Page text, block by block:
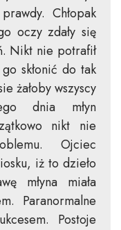
Chłopak
oczy zdały się
Nikt nie potrafił
skłonić do tak
żałoby wszyscy
dnia młyn
nikt nie
Ojciec
iż to dzieło
młyna miała
Paranormalne
Postoje